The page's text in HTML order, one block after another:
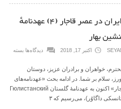
عهدنامه‌های ایران در عصر قاجار (۴) عهدنامهٔ
بهار
اکتبر 17, 2018 دیدگاه‌ها بسته
خواهران و برادران عزیز، دوستان
سلام بر شما. در ادامه بحث «عهدنامه‌های
ایران در عصر قاجار» اکنون به عهدنامهٔ گلستان Гюлистанский